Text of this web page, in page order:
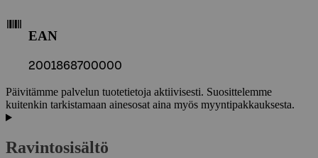
EAN
2001868700000
Päivitämme palvelun tuotetietoja aktiivisesti. Suosittelemme
kuitenkin tarkistamaan ainesosat aina myös myyntipakkauksesta.
Ravintosisältö